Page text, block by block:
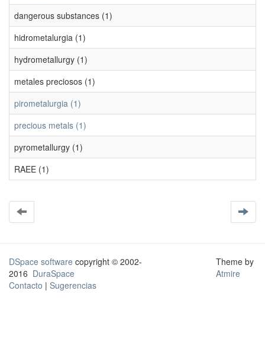
dangerous substances (1)
hidrometalurgia (1)
hydrometallurgy (1)
metales preciosos (1)
pirometalurgia (1)
precious metals (1)
pyrometallurgy (1)
RAEE (1)
DSpace software copyright © 2002-
2016 DuraSpace
Contacto | Sugerencias
Theme by
Atmire